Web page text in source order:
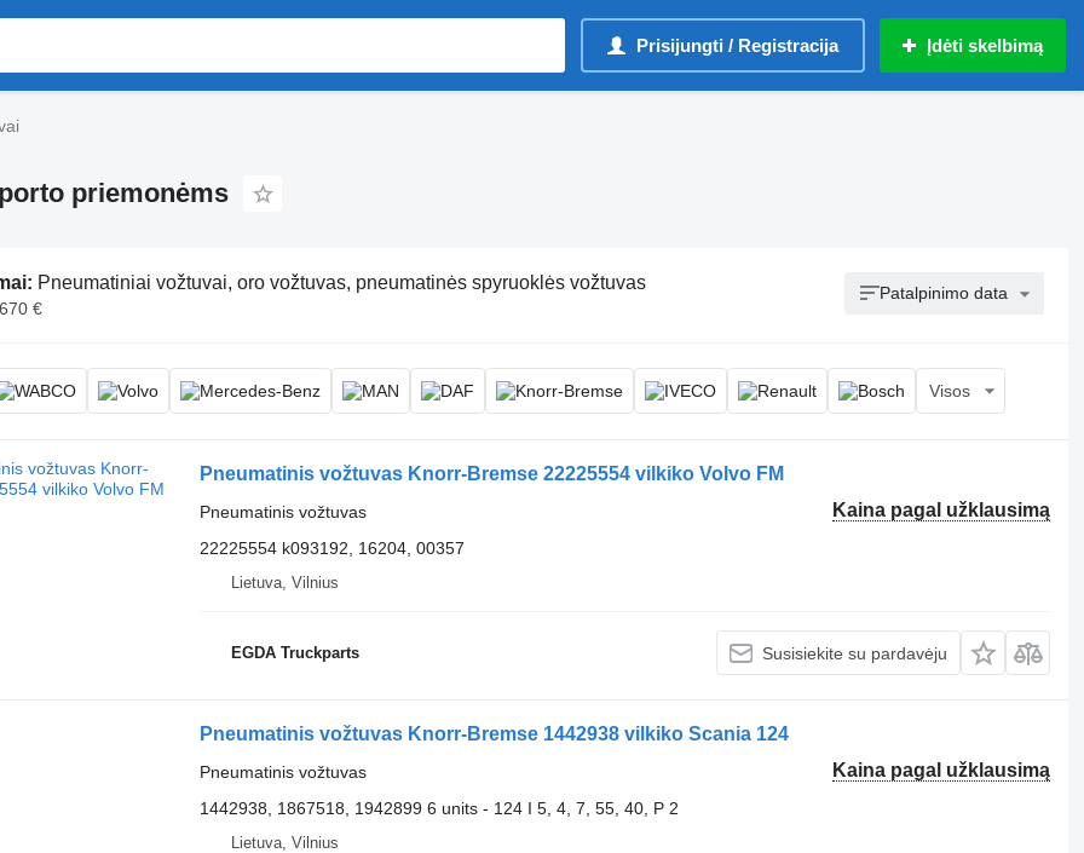
Prisijungti / Registracija Įdėti skelbimą
priemonėms
Pneumatiniai vožtuvai, oro vožtuvas, pneumatinės spyruoklės vožtuvas
€
Patalpinimo data
Visos
Pneumatinis vožtuvas Knorr-Bremse 22225554 vilkiko Volvo FM
Kaina pagal užklausimą
Pneumatinis vožtuvas
22225554 k093192, 16204, 00357
Lietuva, Vilnius
EGDA Truckparts Susisiekite su pardavėju
Pneumatinis vožtuvas Knorr-Bremse 1442938 vilkiko Scania 124
Kaina pagal užklausimą
Pneumatinis vožtuvas
1442938, 1867518, 1942899 6 units - 124 I 5, 4, 7, 55, 40, P 2
Lietuva, Vilnius